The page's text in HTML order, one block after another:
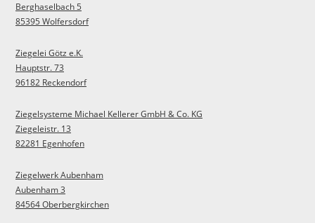
Berghaselbach 5
85395 Wolfersdorf
Ziegelei Götz e.K.
Hauptstr. 73
96182 Reckendorf
Ziegelsysteme Michael Kellerer GmbH & Co. KG
Ziegeleistr. 13
82281 Egenhofen
Ziegelwerk Aubenham
Aubenham 3
84564 Oberbergkirchen